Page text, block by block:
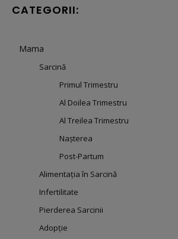
CATEGORII:
Mama
Sarcină
Primul Trimestru
Al Doilea Trimestru
Al Treilea Trimestru
Nașterea
Post-Partum
Alimentația în Sarcină
Infertilitate
Pierderea Sarcinii
Adopție